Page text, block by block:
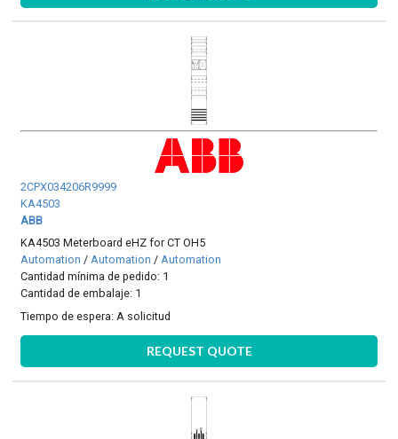
2CPX034206R9999
KA4503
ABB
KA4503 Meterboard eHZ for CT OH5
Automation /Automation /Automation
Cantidad mínima de pedido: 1
Cantidad de embalaje: 1
Tiempo de espera: A solicitud
REQUEST QUOTE